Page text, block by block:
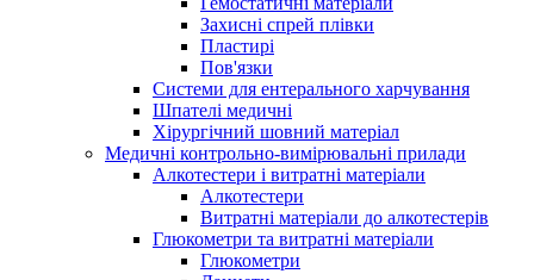
Захисні спрей плівки
Пластирі
Пов'язки
Системи для ентерального харчування
Шпателі медичні
Хірургічний шовний матеріал
Медичні контрольно-вимірювальні прилади
Алкотестери і витратні матеріали
Алкотестери
Витратні матеріали до алкотестерів
Глюкометри та витратні матеріали
Глюкометри